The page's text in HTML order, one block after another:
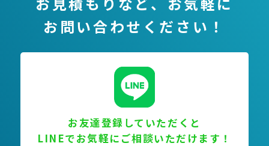
お問い合わせください！
お友達登録していただくと
LINEでお気軽にご相談いただけます！